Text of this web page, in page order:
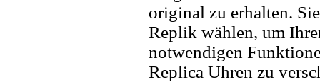
original zu erhalten.
Replik wählen, um
notwendigen
Replica Uhren zu